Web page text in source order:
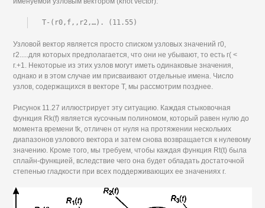
T-(r0,f,,r2,…). (11.55)
Узловой вектор является просто списком узловых значений г0,
г2.....для которых предполагается, что они не убывают, то есть г( <
г.+1. Некоторые из этих узлов могут иметь одинаковые значения,
однако и в этом случае им присваивают отдельные имена. Число
узлов, содержащихся в векторе Т, мы рассмотрим позднее.
Рисунок 11.27 иллюстрирует эту ситуацию. Каждая стыковочная
функция Rk(f) является кусочным полиномом, который равен нулю до
момента времени tk, отличен от нуля на протяжении нескольких
диапазонов узлового вектора и затем снова возвращается к нулевому
значению. Кроме того, мы требуем, чтобы каждая функция Rt(t) была
сплайн-функцией, вследствие чего она будет обладать достаточной
степенью гладкости при всех поддерживающих ее значениях г.